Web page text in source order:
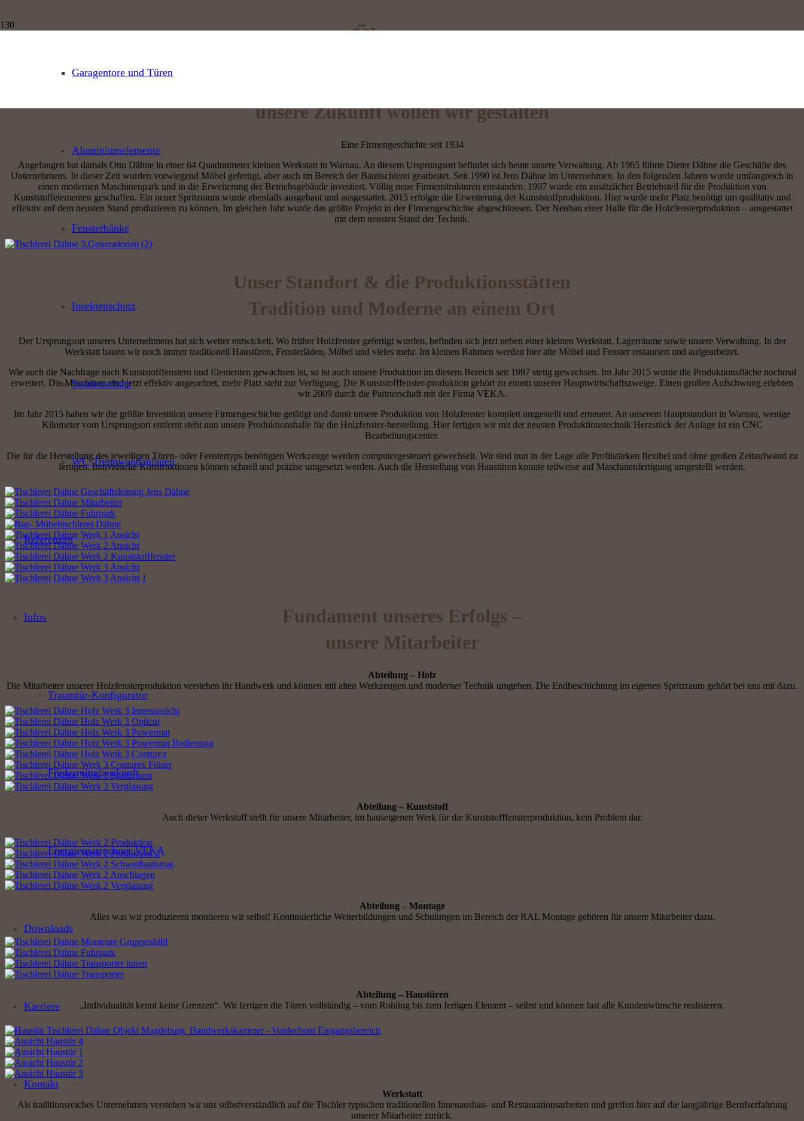
Garagentore und Türen
Aluminiumelemente
Fensterbänke
Insektenschutz
Sonnenschutz
WC-Trennwandanlagen
Referenzen
Infos
Traumtür-Konfigurator
Fördermittelauskunft
Energiesparrechner VEKA
Downloads
Karriere
Kontakt
Über uns
unsere Zukunft wollen wir gestalten
Eine Firmengeschichte seit 1934
Angefangen hat damals Otto Dähne in einer 64 Quadratmeter kleinen Werkstatt in Warnau. An diesem Ursprungsort befindet sich heute unsere Verwaltung. Ab 1965 führte Dieter Dähne die Geschäfte des
Unternehmens. In dieser Zeit wurden vorwiegend Möbel gefertigt, aber auch im Bereich der Bautischlerei gearbeitet. Seit 1990 ist Jens Dähne im Unternehmen. In den folgenden Jahren wurde umfangreich in
einen modernen Maschinenpark und in die Erweiterung der Betriebsgebäude investiert. Völlig neue Firmenstrukturen entstanden. 1997 wurde ein zusätzlicher Betriebsteil für die Produktion von
Kunststoffelementen geschaffen. Ein neuer Spritzraum wurde ebenfalls ausgebaut und ausgestattet. 2015 erfolgte die Erweiterung der Kunststoffproduktion. Hier wurde mehr Platz benötigt um qualitativ und
effektiv auf dem neusten Stand produzieren zu können. Im gleichen Jahr wurde das größte Projekt in der Firmengeschichte abgeschlossen. Der Neubau einer Halle für die Holzfensterproduktion – ausgestattet
mit dem neusten Stand der Technik.
Unser Standort & die Produktionsstätten
Tradition und Moderne an einem Ort
Der Ursprungsort unseres Unternehmens hat sich weiter entwickelt. Wo früher Holzfenster gefertigt wurden, befinden sich jetzt neben einer kleinen Werkstatt, Lagerräume sowie unsere Verwaltung. In der
Werkstatt bauen wir noch immer traditionell Haustüren, Fensterläden, Möbel und vieles mehr. Im kleinen Rahmen werden hier alte Möbel und Fenster restauriert und aufgearbeitet.
Wie auch die Nachfrage nach Kunststofffenstern und Elementen gewachsen ist, so ist auch unsere Produktion im diesem Bereich seit 1997 stetig gewachsen. Im Jahr 2015 wurde die Produktionsfläche nochmal
erweitert. Die Maschinen sind jetzt effektiv angeordnet, mehr Platz steht zur Verfügung. Die Kunststofffenster-produktion gehört zu einem unserer Hauptwirtschaftszweige. Einen großen Aufschwung erlebten
wir 2009 durch die Partnerschaft mit der Firma VEKA.
Im Jahr 2015 haben wir die größte Investition unsere Firmengeschichte getätigt und damit unsere Produktion von Holzfenster komplett umgestellt und erneuert. An unserem Hauptstandort in Warnau, wenige
Kilometer vom Ursprungsort entfernt steht nun unsere Produktionshalle für die Holzfenster-herstellung. Hier fertigen wir mit der neusten Produktionstechnik Herzstück der Anlage ist ein CNC
Bearbeitungscenter.
Die für die Herstellung des jeweiligen Türen- oder Fenstertyps benötigten Werkzeuge werden computergesteuert gewechselt. Wir sind nun in der Lage alle Profilstärken flexibel und ohne großen Zeitaufwand zu
fertigen. Individuelle Konstruktionen können schnell und präzise umgesetzt werden. Auch die Herstellung von Haustüren konnte teilweise auf Maschinenfertigung umgestellt werden.
Fundament unseres Erfolgs –
unsere Mitarbeiter
Abteilung – Holz
Die Mitarbeiter unserer Holzfensterproduktion verstehen ihr Handwerk und können mit alten Werkzeugen und moderner Technik umgehen. Die Endbeschichtung im eigenen Spritzraum gehört bei uns mit dazu.
Abteilung – Kunststoff
Auch dieser Werkstoff stellt für unsere Mitarbeiter, im hauseigenen Werk für die Kunststofffensterproduktion, kein Problem dar.
Abteilung – Montage
Alles was wir produzieren montieren wir selbst! Kontinuierliche Weiterbildungen und Schulungen im Bereich der RAL Montage gehören für unsere Mitarbeiter dazu.
Abteilung – Haustüren
„Individualität kennt keine Grenzen“. Wir fertigen die Türen vollständig – vom Rohling bis zum fertigen Element – selbst und können fast alle Kundenwünsche realisieren.
Werkstatt
Als traditionsreiches Unternehmen verstehen wir uns selbstverständlich auf die Tischler typischen traditionellen Innenausbau- und Restaurationsarbeiten und greifen hier auf die langjährige Berufserfahrung
unserer Mitarbeiter zurück.